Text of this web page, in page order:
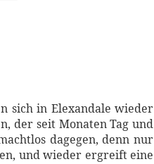
sich in Elexandale wieder
der seit Monaten Tag und
dagegen, denn nur
und wieder ergreift eine